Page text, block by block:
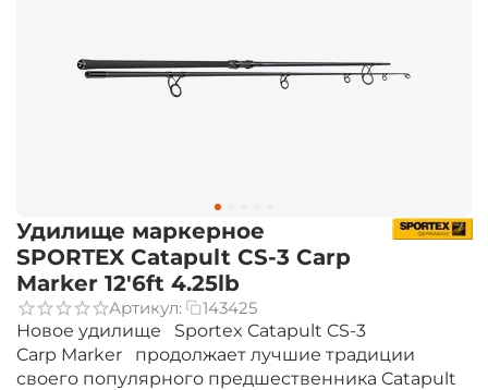
Удилище маркерное
SPORTEX Catapult CS-3 Carp
Marker 12'6ft 4.25lb
Артикул:
143425
Новое удилище Sportex Catapult CS-3
Carp Marker продолжает лучшие традиции
своего популярного предшественника Catapult